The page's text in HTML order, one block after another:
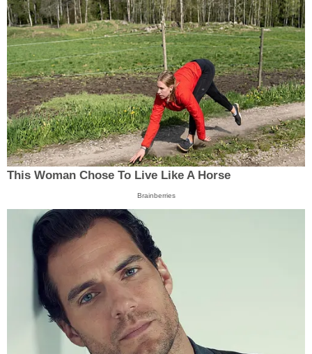
This Woman Chose To Live Like A Horse
Brainberries